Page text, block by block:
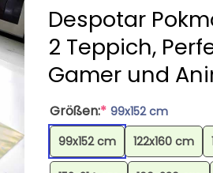
Despotar
2 Teppich,
Gamer und
Größen:* 99x152 cm
99x152 cm
122x160 cm